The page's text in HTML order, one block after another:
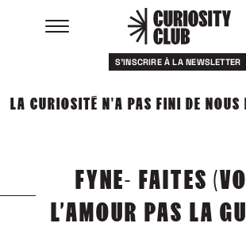
RESSOURCES
S'INSCRIRE À LA NEWSLETTER
LA CURIOSITÉ N'A PAS FINI DE NOUS
FYNE- FAITES
L’AMOUR PAS LA